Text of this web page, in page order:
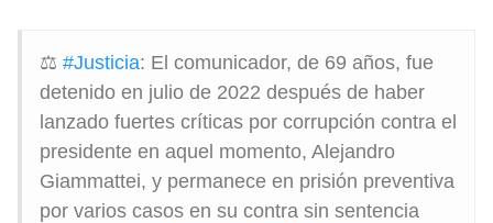
⚖ #Justicia: El comunicador, de 69 años, fue
detenido en julio de 2022 después de haber
lanzado fuertes críticas por corrupción contra el
presidente en aquel momento, Alejandro
Giammattei, y permanece en prisión preventiva
por varios casos en su contra sin sentencia